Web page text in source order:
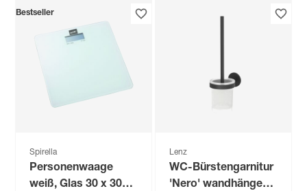
Bestseller
Spirella
Personenwaage
weiß, Glas 30 x 30
Lenz
WC-Bürstengarnitur
'Nero' wandhängend